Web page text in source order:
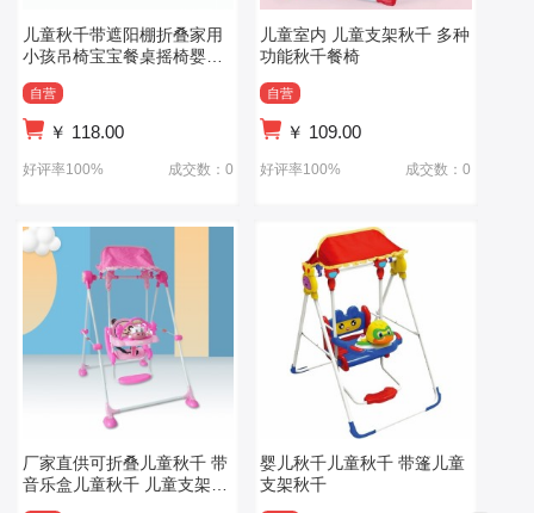
儿童秋千带遮阳棚折叠家用
小孩吊椅宝宝餐桌摇椅婴儿
自营
￥ 118.00
好评率100% 成交数：0
儿童室内 儿童支架秋千 多种
功能秋千餐椅
自营
￥ 109.00
好评率100% 成交数：0
厂家直供可折叠儿童秋千 带
音乐盒儿童秋千 儿童支架秋
婴儿秋千儿童秋千 带篷儿童
支架秋千